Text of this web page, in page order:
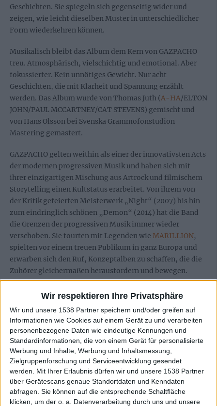
Wir respektieren Ihre Privatsphäre
Wir und unsere 1538 Partner speichern und/oder greifen auf
Informationen wie Cookies auf einem Gerät zu und verarbeiten
personenbezogene Daten wie eindeutige Kennungen und
Standardinformationen, die von einem Gerät für personalisierte
Werbung und Inhalte, Werbung und Inhaltsmessung,
Zielgruppenforschung und Serviceentwicklung gesendet
werden.
Mit Ihrer Erlaubnis dürfen wir und unsere 1538 Partner
über Gerätescans genaue Standortdaten und Kenndaten
abfragen. Sie können auf die entsprechende Schaltfläche
klicken, um der o. a. Datenverarbeitung durch uns und unsere
Geschichten. Sie spiegeln sich gegenseitig wider und
zeigen, wie leicht dieselben Muster in unterschiedlicher
Form wiederkehren können.
Musikalisch bleibt das Album dem Kern von GAZPACHO
treu. Atmosphärisch, vielschichtig und emotional. Aber
fokussierter. Kein unnötiges Gewicht. Nur acht
Geschichten, die mit Klarheit und Spannung erzählt
werden. Das Album wurde von Thomas Juth (A-HA/ELTON
JOHN/PAUL MCCARTNEY/CAT STEVENS) gemischt und
von Hans Olsson bei Svenska Grammofonstudion
Mastering gemastert.
GAZPACHO gelten weithin als einer der innovativsten Acts
der modernen progressiven Musik und haben sich mit
ihrer einzigartigen Mischung aus Artrock und filmischem
Storytelling einen Kultstatus erarbeitet. Von ihrem von
der Kritik gefeierten Meisterwerk „Night“ (2007) bis hin
zum eindringlich schönen „Demon“ (2014) hat die Band
die Grenzen der progressiven Musik immer wieder
verschoben. Sie tourten mit Legenden wie MARILLION,
spielten vor einem treuen Publikum in ganz Europa und
erwarben sich den Ruf, Konzeptalben zu schaffen, die die
Zuhörer gleichermaßen herausfordern und bewegen.